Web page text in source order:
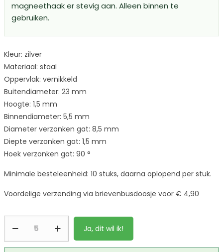
magneethaak er stevig aan. Alleen binnen te
gebruiken.
Kleur: zilver
Materiaal: staal
Oppervlak: vernikkeld
Buitendiameter: 23 mm
Hoogte: 1,5 mm
Binnendiameter: 5,5 mm
Diameter verzonken gat: 8,5 mm
Diepte verzonken gat: 1,5 mm
Hoek verzonken gat: 90 °
Minimale besteleenheid: 10 stuks, daarna oplopend per stuk.
Voordelige verzending via brievenbusdoosje voor € 4,90
Ja, dit wil ik!